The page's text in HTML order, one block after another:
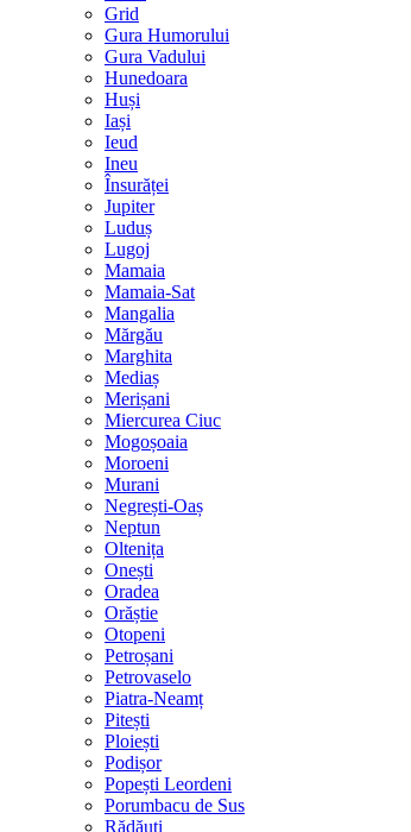
Grid
Gura Humorului
Gura Vadului
Hunedoara
Huși
Iași
Ieud
Ineu
Însurăței
Jupiter
Luduș
Lugoj
Mamaia
Mamaia-Sat
Mangalia
Mărgău
Marghita
Mediaș
Merișani
Miercurea Ciuc
Mogoșoaia
Moroeni
Murani
Negrești-Oaș
Neptun
Oltenița
Onești
Oradea
Orăștie
Otopeni
Petroșani
Petrovaselo
Piatra-Neamț
Pitești
Ploiești
Podișor
Popești Leordeni
Porumbacu de Sus
Rădăuți